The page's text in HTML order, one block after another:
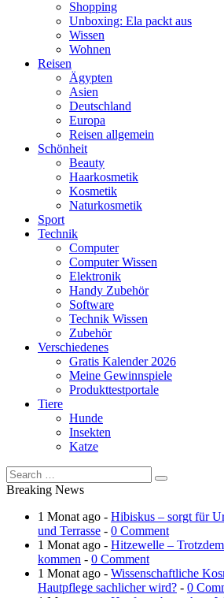
Shopping
Unboxing: Ela packt aus
Wissen
Wohnen
Reisen
Ägypten
Asien
Deutschland
Europa
Reisen allgemein
Schönheit
Beauty
Haarkosmetik
Kosmetik
Naturkosmetik
Sport
Technik
Computer
Computer Wissen
Elektronik
Handy Zubehör
Software
Technik Wissen
Zubehör
Verschiedenes
Gratis Kalender 2026
Meine Gewinnspiele
Produkttestportale
Tiere
Hunde
Insekten
Katze
Breaking News
1 Monat ago - Hibiskus – sorgt für
und Terrasse - 0 Comment
1 Monat ago - Hitzewelle –
kommen - 0 Comment
1 Monat ago - Wissenschaftliche
Hautpflege sachlicher wird? - 0